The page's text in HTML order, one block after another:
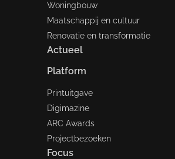
Woningbouw
Maatschappij en cultuur
Renovatie en transformatie
Actueel
Platform
Printuitgave
Digimazine
ARC Awards
Projectbezoeken
Focus